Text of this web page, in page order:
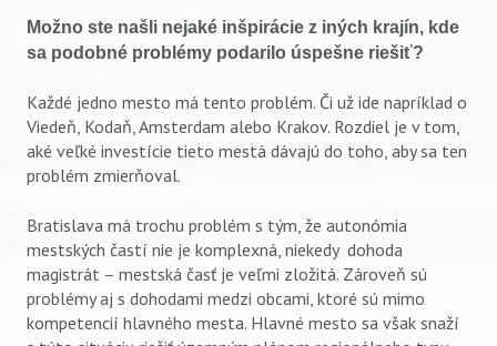
Možno ste našli nejaké inšpirácie z iných krajín, kde
sa podobné problémy podarilo úspešne riešiť?
Každé jedno mesto má tento problém. Či už ide napríklad o
Viedeň, Kodaň, Amsterdam alebo Krakov. Rozdiel je v tom,
aké veľké investície tieto mestá dávajú do toho, aby sa ten
problém zmierňoval.
Bratislava má trochu problém s tým, že autonómia
mestských častí nie je komplexná, niekedy dohoda
magistrát – mestská časť je veľmi zložitá. Zároveň sú
problémy aj s dohodami medzi obcami, ktoré sú mimo
kompetencií hlavného mesta. Hlavné mesto sa však snaží